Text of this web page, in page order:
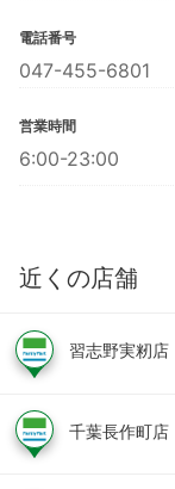
電話番号
047-455-6801
営業時間
6:00-23:00
近くの店舗
習志野実籾店
千葉長作町店